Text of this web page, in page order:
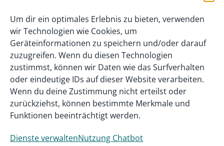
Um dir ein optimales Erlebnis zu bieten, verwenden
wir Technologien wie Cookies, um
Geräteinformationen zu speichern und/oder darauf
zuzugreifen. Wenn du diesen Technologien
zustimmst, können wir Daten wie das Surfverhalten
oder eindeutige IDs auf dieser Website verarbeiten.
Wenn du deine Zustimmung nicht erteilst oder
zurückziehst, können bestimmte Merkmale und
Funktionen beeinträchtigt werden.
Dienste verwaltenNutzung Chatbot